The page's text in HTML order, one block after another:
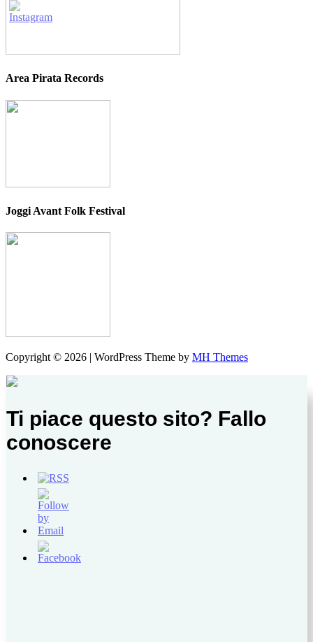
Area Pirata Records
Joggi Avant Folk Festival
Copyright © 2026 | WordPress Theme by MH Themes
Ti piace questo sito? Fallo
conoscere